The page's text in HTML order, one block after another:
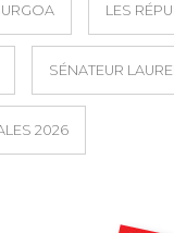
LES
SÉNATEUR
2026